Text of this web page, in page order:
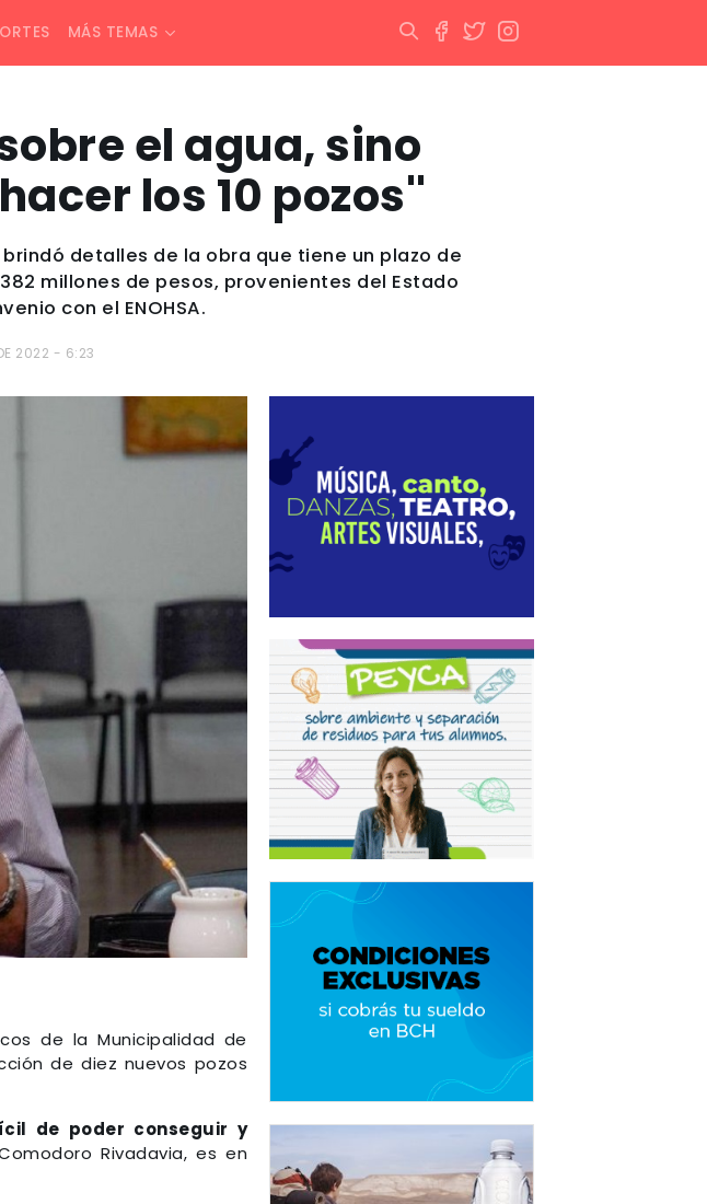
MÁS TEMAS
el agua, sino
los 10 pozos''
detalles de la obra que tiene un plazo de
millones de pesos, provenientes del Estado
con el ENOHSA.
2022 - 6:23
de la Municipalidad de
de diez nuevos pozos
de poder conseguir y
Rivadavia, es en